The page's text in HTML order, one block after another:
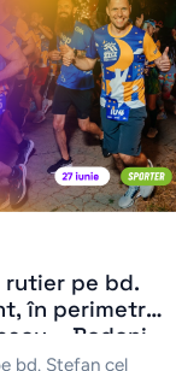
pe bd.
în perimetrul
– Bodoni
bd. Ștefan cel